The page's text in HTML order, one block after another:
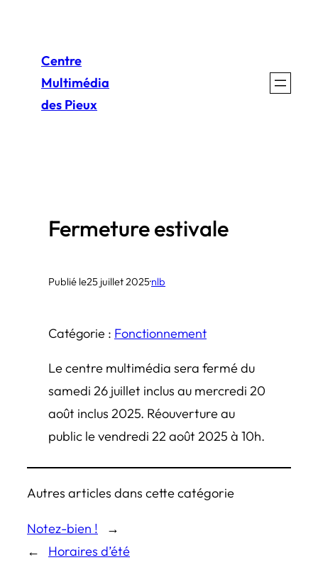
contenuCentre
Multimédia
des Pieux
Fermeture estivale
Publié le25 juillet 2025·nlb
Catégorie : Fonctionnement
Le centre multimédia sera fermé du
samedi 26 juillet inclus au mercredi 20
août inclus 2025. Réouverture au
public le vendredi 22 août 2025 à 10h.
Autres articles dans cette catégorie
Notez-bien !
→
←
Horaires d’été